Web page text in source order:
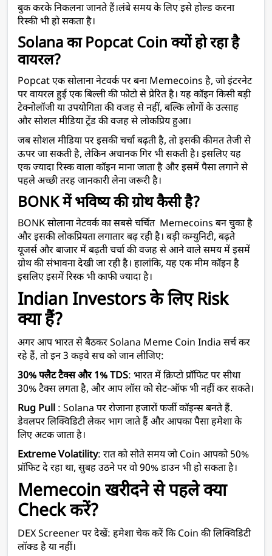
बुक करके निकलना जानते हैं।लंबे समय के लिए इसे होल्ड करना
रिस्की भी हो सकता है।
Solana का Popcat Coin क्यों हो रहा है
वायरल?
Popcat एक सोलाना नेटवर्क पर बना Memecoins है, जो इंटरनेट
पर वायरल हुई एक बिल्ली की फोटो से प्रेरित है। यह कॉइन किसी बड़ी
टेक्नोलॉजी या उपयोगिता की वजह से नहीं, बल्कि लोगों के उत्साह
और सोशल मीडिया ट्रेंड की वजह से लोकप्रिय हुआ।
जब सोशल मीडिया पर इसकी चर्चा बढ़ती है, तो इसकी कीमत तेजी से
ऊपर जा सकती है, लेकिन अचानक गिर भी सकती है। इसलिए यह
एक ज्यादा रिस्क वाला कॉइन माना जाता है और इसमें पैसा लगाने से
पहले अच्छी तरह जानकारी लेना जरूरी है।
BONK में भविष्य की ग्रोथ कैसी है?
BONK सोलाना नेटवर्क का सबसे चर्चित  Memecoins बन चुका है
और इसकी लोकप्रियता लगातार बढ़ रही है। बड़ी कम्युनिटी, बढ़ते
यूजर्स और बाजार में बढ़ती चर्चा की वजह से आने वाले समय में इसमें
ग्रोथ की संभावना देखी जा रही है। हालांकि, यह एक मीम कॉइन है
इसलिए इसमें रिस्क भी काफी ज्यादा है।
Indian Investors के लिए Risk
क्या हैं?
अगर आप भारत से बैठकर Solana Meme Coin India सर्च कर
रहे हैं, तो इन 3 कड़वे सच को जान लीजिए:
30% फ्लैट टैक्स और 1% TDS: भारत में क्रिप्टो प्रॉफिट पर सीधा
30% टैक्स लगता है, और आप लॉस को सेट-ऑफ भी नहीं कर सकते।
Rug Pull : Solana पर रोजाना हजारों फर्जी कॉइन्स बनते हैं.
डेवलपर लिक्विडिटी लेकर भाग जाते हैं और आपका पैसा हमेशा के
लिए अटक जाता है।
Extreme Volatility: रात को सोते समय जो Coin आपको 50%
प्रॉफिट दे रहा था, सुबह उठने पर वो 90% डाउन भी हो सकता है।
Memecoin खरीदने से पहले क्या
Check करें?
DEX Screener पर देखें: हमेशा चेक करें कि Coin की लिक्विडिटी
लॉक्ड है या नहीं।